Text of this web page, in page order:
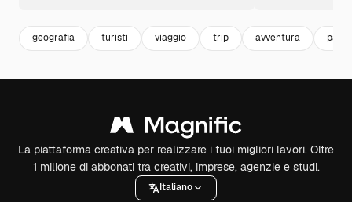
geografia turisti viaggio trip avventura
La piattaforma creativa per realizzare i tuoi migliori lavori. Oltre
1 milione di abbonati tra creativi, imprese, agenzie e studi.
Italiano